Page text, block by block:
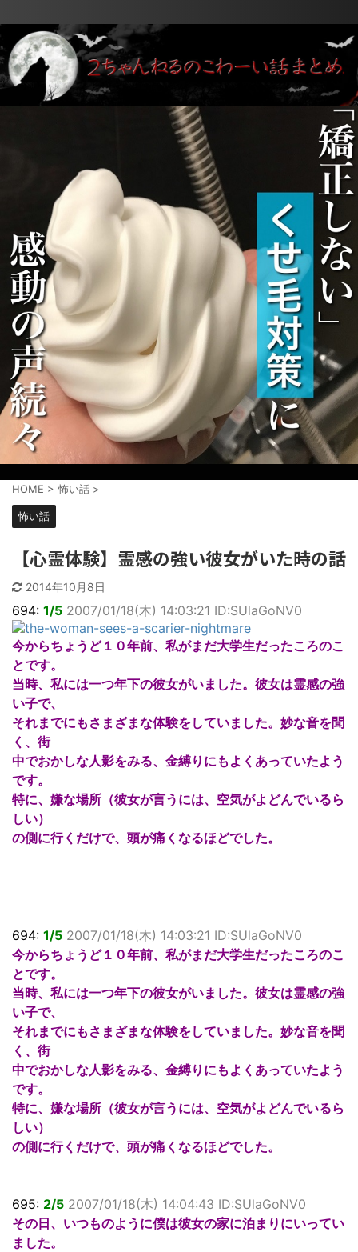
HOME > 怖い話 >
怖い話
【心霊体験】霊感の強い彼女がいた時の話
2014年10月8日
694: 1/5 2007/01/18(木) 14:03:21 ID:SUlaGoNV0
今からちょうど１０年前、私がまだ大学生だったころのこ
とです。
当時、私には一つ年下の彼女がいました。彼女は霊感の強
い子で、
それまでにもさまざまな体験をしていました。妙な音を聞
く、街
中でおかしな人影をみる、金縛りにもよくあっていたよう
です。
特に、嫌な場所（彼女が言うには、空気がよどんでいるら
しい）
の側に行くだけで、頭が痛くなるほどでした。
694: 1/5 2007/01/18(木) 14:03:21 ID:SUlaGoNV0
今からちょうど１０年前、私がまだ大学生だったころのこ
とです。
当時、私には一つ年下の彼女がいました。彼女は霊感の強
い子で、
それまでにもさまざまな体験をしていました。妙な音を聞
く、街
中でおかしな人影をみる、金縛りにもよくあっていたよう
です。
特に、嫌な場所（彼女が言うには、空気がよどんでいるら
しい）
の側に行くだけで、頭が痛くなるほどでした。
695: 2/5 2007/01/18(木) 14:04:43 ID:SUlaGoNV0
その日、いつものように僕は彼女の家に泊まりにいってい
ました。